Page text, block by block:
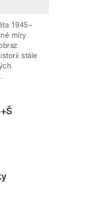
1945–
míry
stále